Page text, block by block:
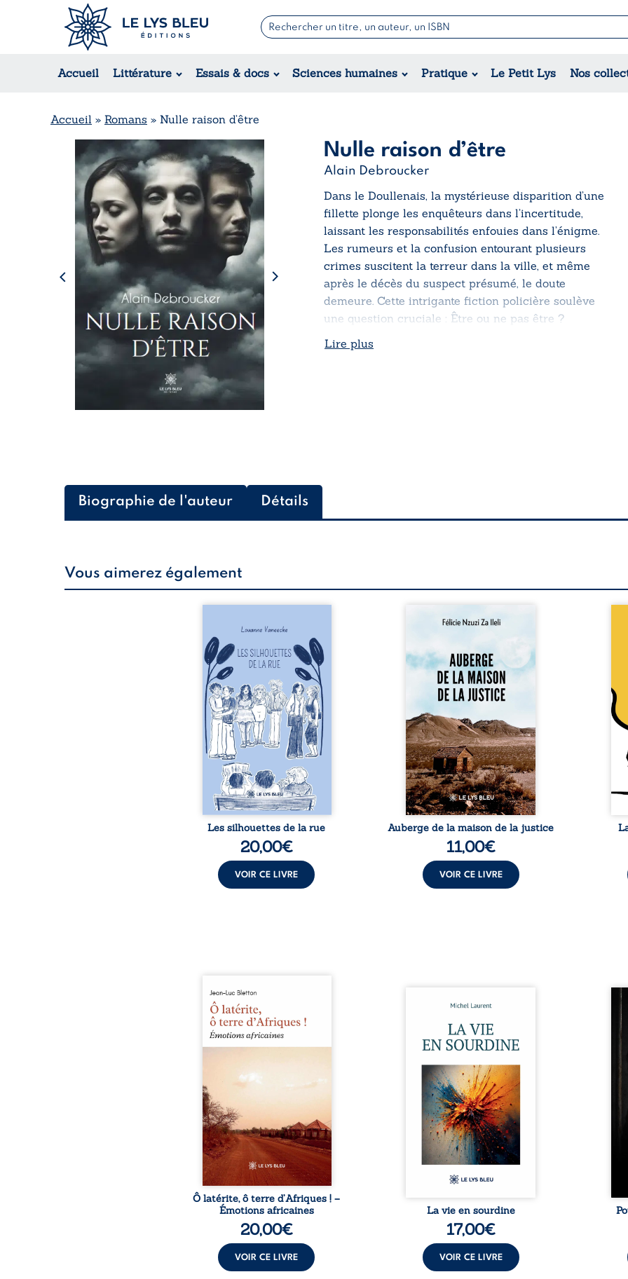
Accueil Littérature Essais & docs Sciences humaines Pratique Le Petit Lys Nos
Romans
Suspense / Thriller / Policier
Romance
Jeunesse
Théâtre
Accueil » Romans » Nulle raison d’être
Nulle raison d’être
Alain Debroucker
Dans le Doullenais, la mystérieuse disparition d’une
fillette plonge les enquêteurs dans l’incertitude,
laissant les responsabilités enfouies dans l’énigme.
Les rumeurs et la confusion entourant plusieurs
crimes suscitent la terreur dans la ville, et même
après le décès du suspect présumé, le doute
demeure. Cette intrigante fiction policière soulève
une question cruciale : Être ou ne pas être ?
Lire plus
Biographie de l'auteur Détails
Vous aimerez également
donne la parole à six
personnages ordinaires,
traversés par des pensées, des
émotions et des silences qui
pourraient appartenir à
chacun de nous. À travers
leurs parcours, ce roman invite
à porter un regard différent
sur celles et ceux qui nous
entourent, à deviner ce qui se
cache derrière les apparences
et à s’ouvrir au fourmillement
sensible de notre ...
Les silhouettes de la rue
20,00€
VOIR CE LIVRE
Auberge de la maison de la
parcours exemplaire de Mbala
Zi Nkuaku Lema Félix.
Magistrat intègre, fervent
défenseur des droits humains
et de l’indépendance
judiciaire, il voit sa carrière de
trente-quatre ans brutalement
brisée par une révocation
arbitraire en 2009, plongeant
sa vie dans un chaos matériel
et moral. À ...
Auberge de la maison de la justice
11,00€
VOIR CE LIVRE
le
Ô latérite, ô terre d’Afriques !
est un hommage poétique et
authentique aux paysages, aux
rencontres et aux émotions
brutes d’un continent en
reconstruction, entre
souvenirs intimes – la pluie à
Namoungou, le baobab de
Zagtouli – aux portraits
marquants – Thomas Sankara,
Hamadoun Dicko, le Vieux
Biokou – l’auteur partage des
instantanés ...
Ô latérite, ô terre d’Afriques ! –
Émotions africaines
20,00€
VOIR CE LIVRE
Nina et Pierre se sont
presque par hasard, et se sont
aimés simplement, persuadés
que la présence de l’autre
suffirait. Ils mènent une
existence modeste, rythmée
par le travail, la fatigue et les
silences. La mort de la mère de
Nina, chez qui ils vivent,
fragilise un équilibre déjà
précaire. Puis vient la
naissance de leur enfant, et le
basculement. ...
La vie en sourdine
17,00€
VOIR CE LIVRE
la
ont
la